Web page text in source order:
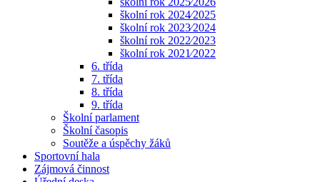
školní rok 2024⁄2025
školní rok 2023⁄2024
školní rok 2022⁄2023
školní rok 2021⁄2022
6. třída
7. třída
8. třída
9. třída
Školní parlament
Školní časopis
Soutěže a úspěchy žáků
Sportovní hala
Zájmová činnost